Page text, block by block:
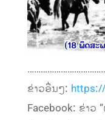
ຂ່າວອື່ນໆ:
Facebook: ຂ່າວ